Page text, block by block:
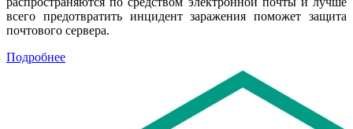
всего предотвратить инцидент заражения поможет защита
почтового сервера.
Подробнее